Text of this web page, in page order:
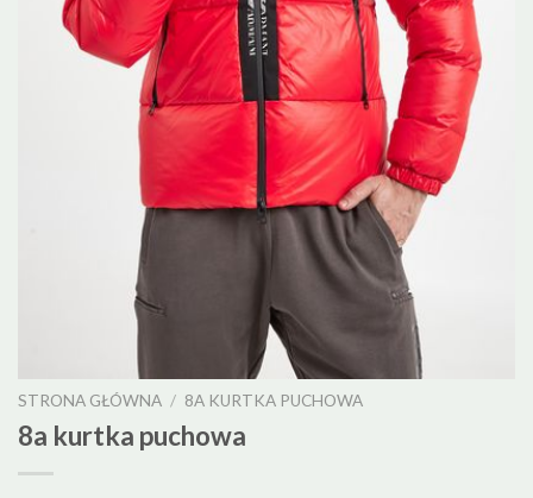
STRONA GŁÓWNA / 8A KURTKA PUCHOWA
8a kurtka puchowa